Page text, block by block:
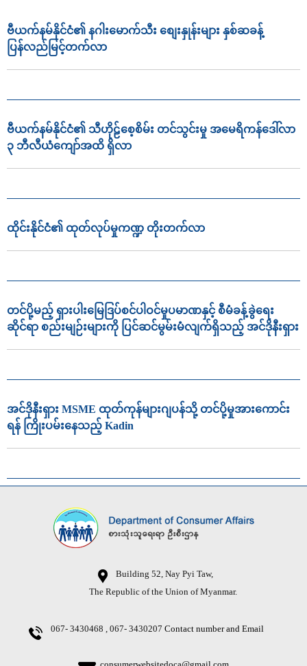
ဗီယက်နမ်နိုင်ငံ၏ နဂါးမောက်သီး စျေးနှုန်းများ နှစ်ဆခန့်
ပြန်လည်မြင့်တက်လာ
ဗီယက်နမ်နိုင်ငံ၏ သီဟိုဠ်စေ့စိမ်း တင်သွင်းမှု အမေရိကန်ဒေါ်လာ
၃ ဘီလီယံကျော်အထိ ရှိလာ
ထိုင်းနိုင်ငံ၏ ထုတ်လုပ်မှုကဏ္ဍ တိုးတက်လာ
တင်ပို့မည့် ရှားပါးမြေဒြပ်စင်ပါဝင်မှုပမာဏနှင့် စီမံခန့်ခွဲရေး
ဆိုင်ရာ စည်းမျဉ်းများကို ပြင်ဆင်မွမ်းမံလျက်ရှိသည့် အင်ဒိုနီးရှား
အင်ဒိုနီးရှား MSME ထုတ်ကုန်များဂျပန်သို့ တင်ပို့မှုအားကောင်း
ရန် ကြိုးပမ်းနေသည့် Kadin
Building 52, Nay Pyi Taw,
The Republic of the Union of Myanmar.
067- 3430468 , 067- 3430207 Contact number and Email